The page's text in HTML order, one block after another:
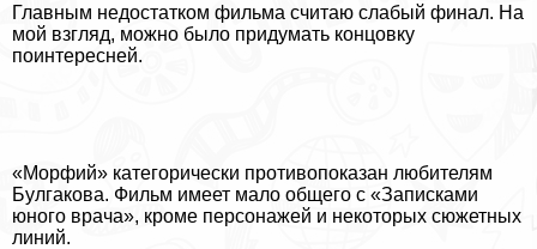
Главным недостатком фильма считаю слабый финал. На
мой взгляд, можно было придумать концовку
поинтересней.
«Морфий» категорически противопоказан любителям
Булгакова. Фильм имеет мало общего с «Записками
юного врача», кроме персонажей и некоторых сюжетных
линий.